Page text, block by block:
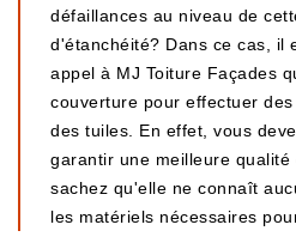
défaillances au niveau de
d'étanchéité? Dans ce cas, il
appel à MJ Toiture Façades
couverture pour effectuer
des tuiles. En effet, vous
garantir une meilleure qualité
sachez qu'elle ne connaît
les matériels nécessaires